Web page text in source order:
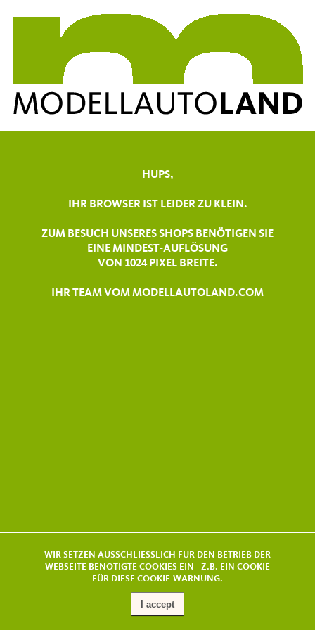
HUPS,
IHR BROWSER IST LEIDER ZU KLEIN.
ZUM BESUCH UNSERES SHOPS BENÖTIGEN SIE
EINE MINDEST-AUFLÖSUNG
VON 1024 PIXEL BREITE.
IHR TEAM VOM MODELLAUTOLAND.COM
WIR SETZEN AUSSCHLIESSLICH FÜR DEN BETRIEB DER
WEBSEITE BENÖTIGTE COOKIES EIN - Z.B. EIN COOKIE
FÜR DIESE COOKIE-WARNUNG.
I accept